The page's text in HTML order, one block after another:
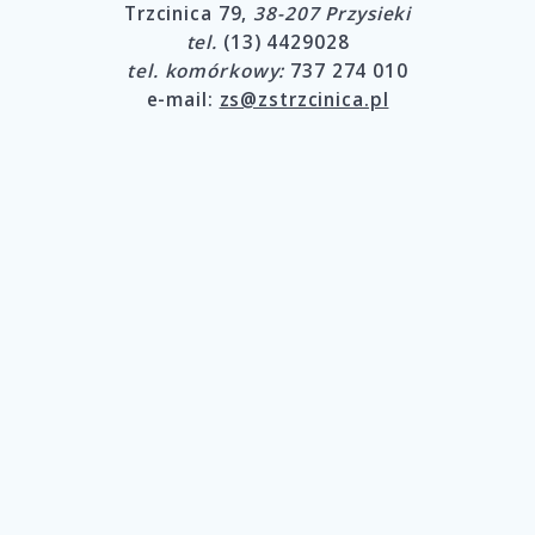
Trzcinica 79, 38-207 Przysieki
tel. (13) 4429028
tel. komórkowy: 737 274 010
e-mail: zs@zstrzcinica.pl